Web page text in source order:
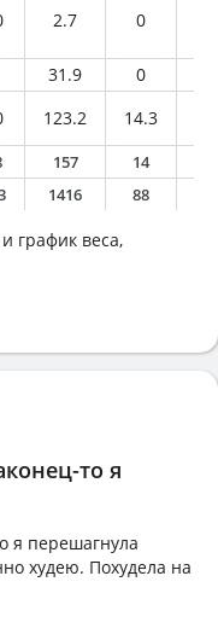
2.7 0
31.9 0
123.2 14.3
157 14
1416 88
график веса,
то я
я перешагнула
худею. Похудела на